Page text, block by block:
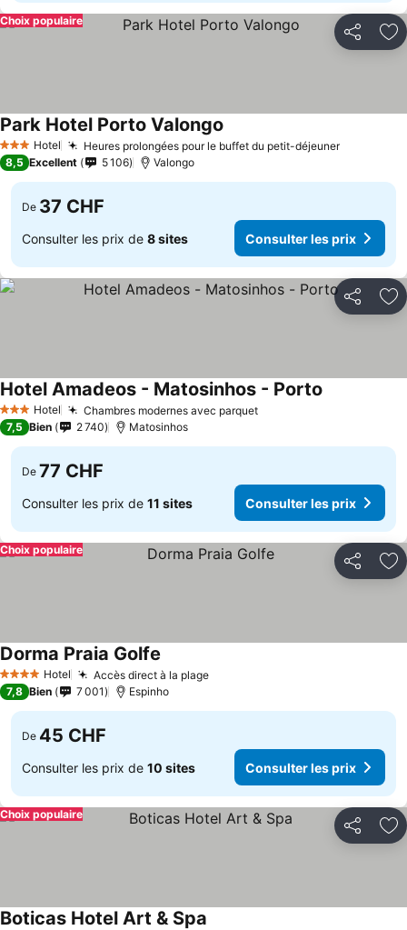
Partager
Choix populaire
3 ÉtoilesHotel Heures prolongées pour le buffet du petit-déjeuner
Park Hotel Porto Valongo
8,5 Excellent 5 106 Valongo
De 37 CHF
Consulter les prix de 8 sites Consulter les prix
Partager
3 ÉtoilesHotel Chambres modernes avec parquet
Hotel Amadeos - Matosinhos - Porto
7,5 Bien 2 740 Matosinhos
De 77 CHF
Consulter les prix de 11 sites Consulter les prix
Partager
Choix populaire
4 Étoiles Hotel Accès direct à la plage
Dorma Praia Golfe
7,8 Bien 7 001 Espinho
De 45 CHF
Consulter les prix de 10 sites Consulter les prix
Partager
Choix populaire
Boticas Hotel Art & Spa